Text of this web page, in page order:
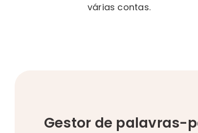
várias contas.
Gestor de palavras-